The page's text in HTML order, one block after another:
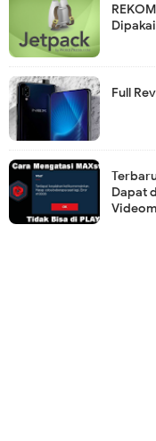
Full
Dapat